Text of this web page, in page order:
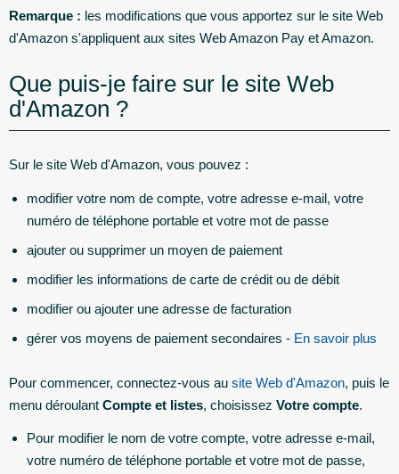
Remarque : les modifications que vous apportez sur le site Web
d'Amazon s'appliquent aux sites Web Amazon Pay et Amazon.
Que puis-je faire sur le site Web
d'Amazon ?
Sur le site Web d'Amazon, vous pouvez :
modifier votre nom de compte, votre adresse e-mail, votre
numéro de téléphone portable et votre mot de passe
ajouter ou supprimer un moyen de paiement
modifier les informations de carte de crédit ou de débit
modifier ou ajouter une adresse de facturation
gérer vos moyens de paiement secondaires - En savoir plus
Pour commencer, connectez-vous au site Web d'Amazon, puis le
menu déroulant Compte et listes, choisissez Votre compte.
Pour modifier le nom de votre compte, votre adresse e-mail,
votre numéro de téléphone portable et votre mot de passe,